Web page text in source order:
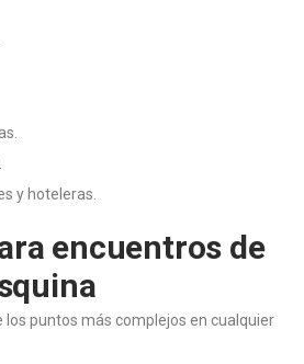
y hoteleras.
encuentros de
los puntos más complejos en cualquier